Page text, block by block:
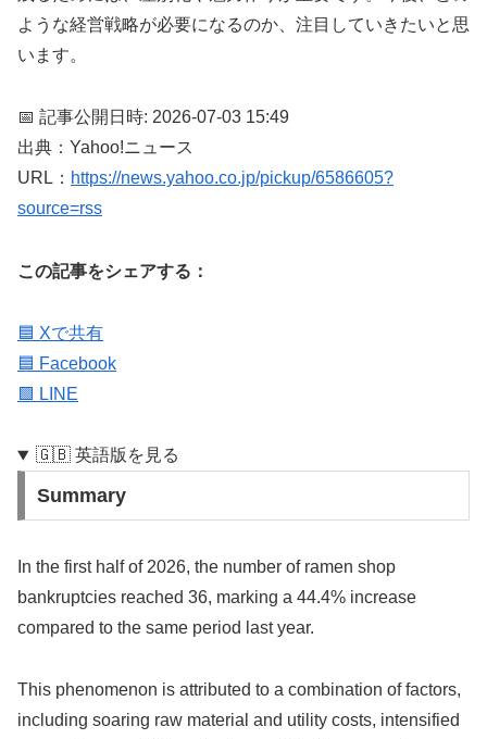
ような経営戦略が必要になるのか、注目していきたいと思
います。
📅 記事公開日時: 2026-07-03 15:49
出典：Yahoo!ニュース
URL： https://news.yahoo.co.jp/pickup/6586605?
source=rss
この記事をシェアする：
🟦 Xで共有
🟦 Facebook
🟩 LINE
🇬🇧 英語版を見る
Summary
In the first half of 2026, the number of ramen shop
bankruptcies reached 36, marking a 44.4% increase
compared to the same period last year.
This phenomenon is attributed to a combination of factors,
including soaring raw material and utility costs, intensified